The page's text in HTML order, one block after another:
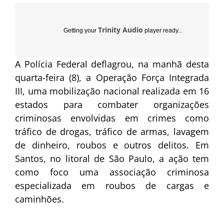
Getting your Trinity Audio player ready...
A Polícia Federal deflagrou, na manhã desta
quarta-feira (8), a Operação Força Integrada
III, uma mobilização nacional realizada em 16
estados para combater organizações
criminosas envolvidas em crimes como
tráfico de drogas, tráfico de armas, lavagem
de dinheiro, roubos e outros delitos. Em
Santos, no litoral de São Paulo, a ação tem
como foco uma associação criminosa
especializada em roubos de cargas e
caminhões.